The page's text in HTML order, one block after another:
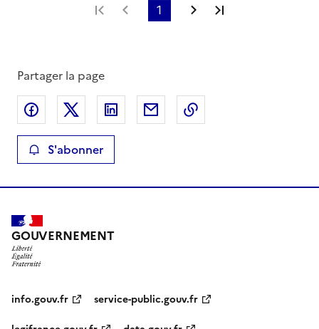
Première page
Page précédente
1 Page suivante
Partager la page
Partager sur Facebook
Partager sur XPartager sur LinkedIn
Partager par email
S'abonner
GOUVERNEMENT
info.gouv.fr
service-public.gouv.fr